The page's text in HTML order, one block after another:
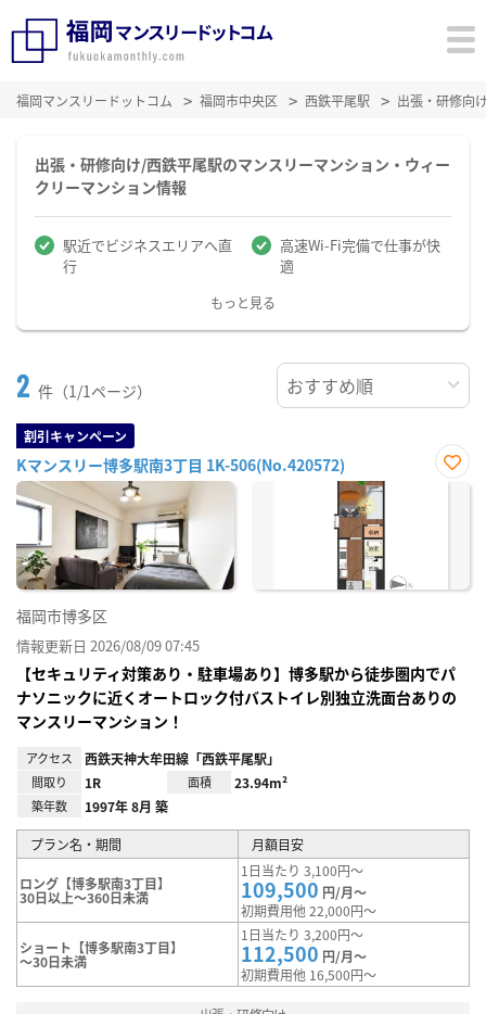
福岡マンスリードットコム 福岡市中央区 西鉄平尾駅 出張・研修向
出張・研修向け/西鉄平尾駅のマンスリーマンション・ウィー
クリーマンション情報
駅近でビジネスエリアへ直
行
高速Wi-Fi完備で仕事が快
適
もっと見る
2 件（1/1ページ）
割引キャンペーン
Kマンスリー博多駅南3丁目 1K-506(No.420572)
お気
福岡市博多区
情報更新日 2026/08/09 07:45
【セキュリティ対策あり・駐車場あり】博多駅から徒歩圏内でパ
ナソニックに近くオートロック付バストイレ別独立洗面台ありの
マンスリーマンション！
アクセス 西鉄天神大牟田線「西鉄平尾駅」
間取り 1R 面積 23.94m²
築年数 1997年 8月 築
プラン名・期間 月額目安
ロング【博多駅南3丁目】
30日以上～360日未満
1日当たり 3,100円～
109,500 円/月～
初期費用他 22,000円～
ショート【博多駅南3丁目】
～30日未満
1日当たり 3,200円～
112,500 円/月～
初期費用他 16,500円～